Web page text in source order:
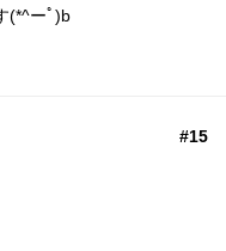
(*^ーﾟ)b
#15